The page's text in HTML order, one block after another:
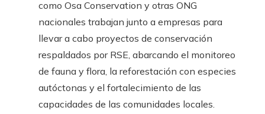
como Osa Conservation y otras ONG
nacionales trabajan junto a empresas para
llevar a cabo proyectos de conservación
respaldados por RSE, abarcando el monitoreo
de fauna y flora, la reforestación con especies
autóctonas y el fortalecimiento de las
capacidades de las comunidades locales.